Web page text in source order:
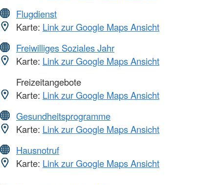
Flugdienst
Karte: Link zur Google Maps Ansicht
Freiwilliges Soziales Jahr
Karte: Link zur Google Maps Ansicht
Freizeitangebote
Karte: Link zur Google Maps Ansicht
Gesundheitsprogramme
Karte: Link zur Google Maps Ansicht
Hausnotruf
Karte: Link zur Google Maps Ansicht